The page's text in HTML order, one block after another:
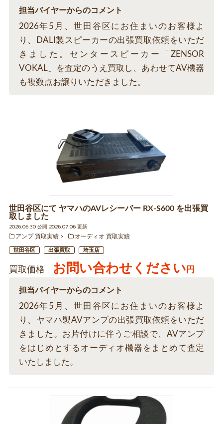
担当バイヤーからのコメント
2026年5月、世田谷区にお住まいのお客様よ
り、DALI製スピーカーの出張買取依頼をいただ
きました。センタースピーカー「ZENSOR
VOKAL」を査定のうえ買取し、あわせてAV機器
も複数点お譲りいただきました。
世田谷区にて ヤマハのAVレシーバー RX-S600 を出張買
取しました
2026.06.30 公開 2026.07.06 更新
アンプ 買取実績
オーディオ 買取実績
世田谷区 出張買取 埼玉店
買取価格 お問い合わせください 円
担当バイヤーからのコメント
2026年5月、世田谷区にお住まいのお客様よ
り、ヤマハ製AVアンプの出張買取依頼をいただ
きました。お片付けに伴うご相談で、AVアンプ
をはじめとするオーディオ機器をまとめて査定
いたしました。